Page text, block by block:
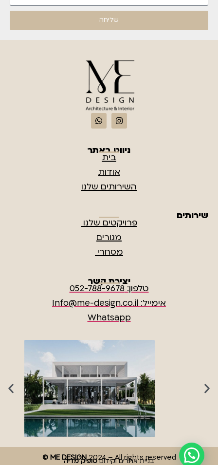
שליחה
ניווט באתר
בית
אודות
השירותים שלנו
שירותים
פרויקטים שלנו
מגורים
מסחרי
יצירת קשר
טלפון: 052-788-9678
אימייל: Info@me-design.co.il
Whatsapp
© ME DESIGN2024 – All rights reserved
בניית אתרים וקידוםטופיק מדיה